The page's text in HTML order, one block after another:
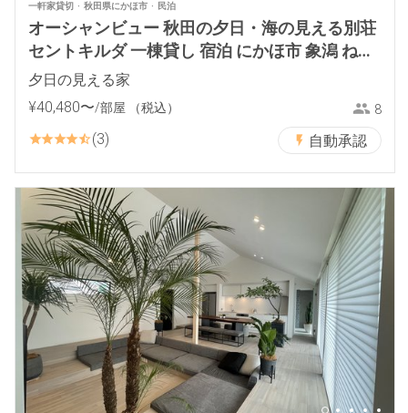
一軒家貸切 秋田県にかほ市 民泊
オーシャンビュー 秋田の夕日・海の見える別荘
セントキルダ 一棟貸し 宿泊 にかほ市 象潟 ねむ
の丘
夕日の見える家
¥40,480〜/部屋 （税込） 8
3 自動承認